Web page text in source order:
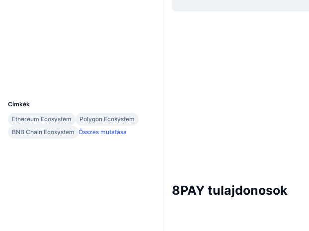
Címkék
Ethereum Ecosystem
Polygon Ecosystem
BNB Chain Ecosystem Összes mutatása
8PAY tulajdonosok